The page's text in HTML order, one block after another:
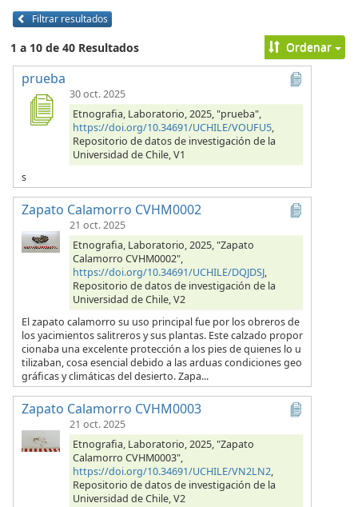
Filtrar resultados
1 a 10 de 40 Resultados Ordenar
prueba
30 oct. 2025
Etnografia, Laboratorio, 2025, "prueba",
https://doi.org/10.34691/UCHILE/VOUFU5,
Repositorio de datos de investigación de la
Universidad de Chile, V1
s
Zapato Calamorro CVHM0002
21 oct. 2025
Etnografia, Laboratorio, 2025, "Zapato
Calamorro CVHM0002",
https://doi.org/10.34691/UCHILE/DQJDSJ,
Repositorio de datos de investigación de la
Universidad de Chile, V2
El zapato calamorro su uso principal fue por los obreros de
los yacimientos salitreros y sus plantas. Este calzado propor
cionaba una excelente protección a los pies de quienes lo u
tilizaban, cosa esencial debido a las arduas condiciones geo
gráficas y climáticas del desierto. Zapa...
Zapato Calamorro CVHM0003
21 oct. 2025
Etnografia, Laboratorio, 2025, "Zapato
Calamorro CVHM0003",
https://doi.org/10.34691/UCHILE/VN2LN2,
Repositorio de datos de investigación de la
Universidad de Chile, V2